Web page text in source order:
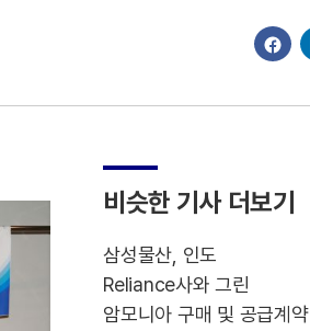
비슷한 기사 더보기
삼성물산, 인도
Reliance사와 그린
암모니아 구매 및 공급계약